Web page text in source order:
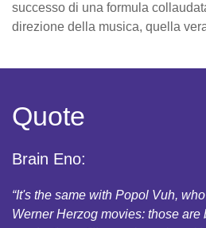
successo di una formula
direzione della musica, quella
Quote
Brain Eno:
“It's the same with Popol Vuh,
Werner Herzog movies: those are